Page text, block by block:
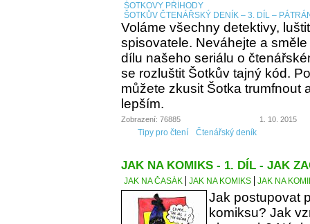
ŠOTKOVY PŘÍHODY
ŠOTKŮV ČTENÁŘSKÝ DENÍK – 3. DÍL –
Voláme všechny detektivy,
spisovatele. Neváhejte a
dílu našeho seriálu o
se rozluštit Šotkův tajný kód.
můžete zkusit Šotka trumfnout
lepším.
Zobrazení: 76885 1. 10. 2015
Tipy pro čtení Čtenářský deník
JAK NA KOMIKS - 1. DÍL - JAK
JAK NA ČASÁK JAK NA KOMIKS JAK NA
Jak postupovat
komiksu? Jak